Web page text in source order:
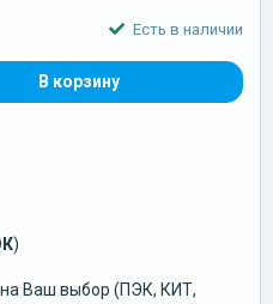
Есть в наличии
)
Ваш выбор (ПЭК, КИТ,